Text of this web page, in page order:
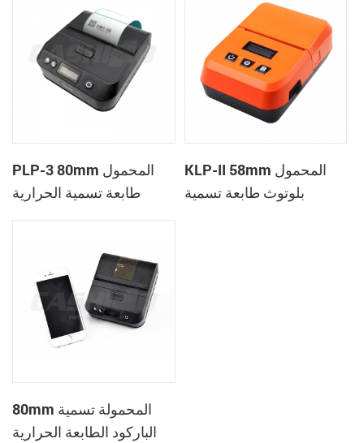
PLP-3 80mm المحمول
طابعة تسمية الحرارية
KLP-II 58mm المحمول
بلوتوث طابعة تسمية
80mm المحمولة تسمية
الباركود الطابعة الحرارية